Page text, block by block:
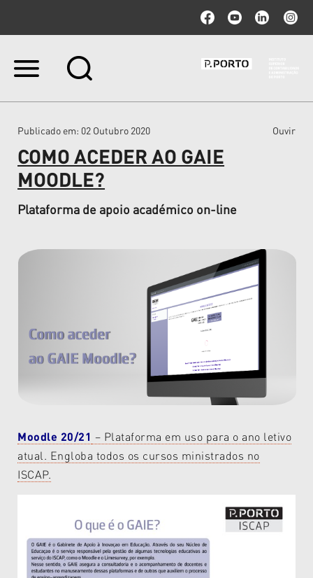
Ir
Ir
navegação
Publicado em: 02 Outubro 2020 Ouvir
COMO ACEDER AO GAIE
MOODLE?
Plataforma de apoio académico on-line
Moodle 20/21 – Plataforma em uso para o ano letivo
atual. Engloba todos os cursos ministrados no
ISCAP.